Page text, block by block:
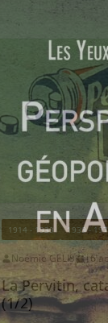
1914 - 1939 1939 -
Noémie GELIS 16
La Pervitin,
(1/2)